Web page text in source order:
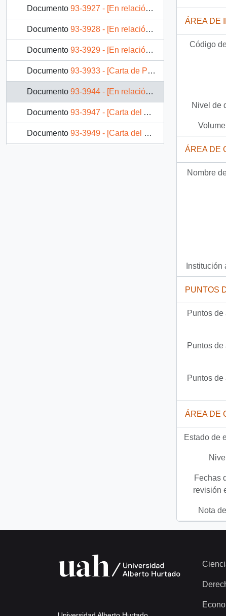
Documento 93-3927 - [En relación al caso de Nelson Curiñir]
Documento 93-3928 - [En relación al caso de Nelson Curiñir]
Documento 93-3929 - [En relación al caso de Nelson Curiñir]
Documento 93-3933 - [Carta de Presos Políticos en que piden solicitud de indulto]
Documento 93-3944 - [En relación al caso de Nelson Curiñir]
Documento 93-3947 - [Carta del Alcalde del Maule]
Documento 93-3949 - [Carta del Jardín Infantil Fancy Blue]
ÁREA DE
Código
Nivel de
ÁREA DE
Nombre
Institución
PUNTOS
Puntos de
Puntos de
Puntos de
ÁREA DE
Estado de
Fechas
revisión
Nota